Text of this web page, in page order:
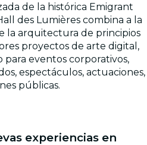
de la histórica Emigrant
des Lumières combina a la
la arquitectura de principios
proyectos de arte digital,
eventos corporativos,
espectáculos, actuaciones,
públicas.
experiencias en